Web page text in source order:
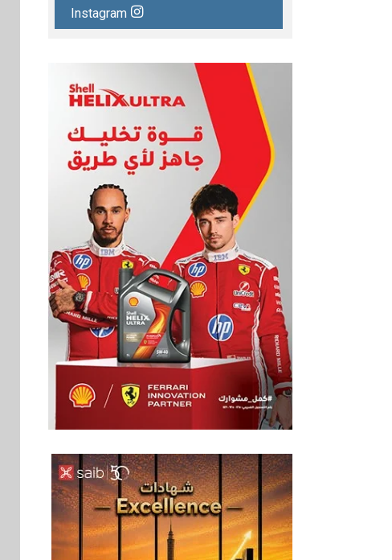
Instagram
6
اخبار
غرفة القاهرة تنظم
ندوة إلكترونية لدعم
الصادرات وتحقيق
مستهدفات رؤية مصر
2030